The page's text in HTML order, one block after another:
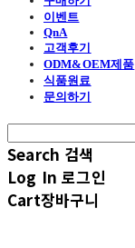
이벤트
QnA
고객후기
ODM&OEM제품
식품원료
문의하기
Search 검색
Log In 로그인
Cart장바구니